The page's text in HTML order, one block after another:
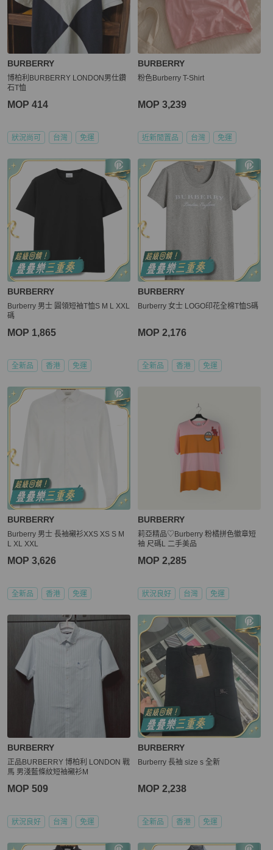
BURBERRY
博柏利BURBERRY LONDON男仕鑽
石T恤
MOP 414
狀況尚可 台灣 免運
BURBERRY
粉色Burberry T-Shirt
MOP 3,239
近新閒置品 台灣 免運
BURBERRY
Burberry 男士 圓領短袖T恤S M L XXL
碼
MOP 1,865
全新品 香港 免運
BURBERRY
Burberry 女士 LOGO印花全棉T恤S碼
MOP 2,176
全新品 香港 免運
BURBERRY
Burberry 男士 長袖襯衫XXS XS S M
L XL XXL
MOP 3,626
全新品 香港 免運
BURBERRY
莉亞精品♡Burberry 粉橘拼色徽章短
袖 尺碼L 二手美品
MOP 2,285
狀況良好 台灣 免運
BURBERRY
正品BURBERRY 博柏利 LONDON 戰
馬 男淺藍條紋短袖襯衫M
MOP 509
狀況良好 台灣 免運
BURBERRY
Burberry 長袖 size s 全新
MOP 2,238
全新品 香港 免運